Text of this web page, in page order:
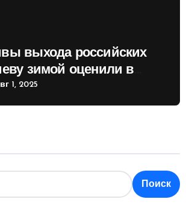
выхода российских
зимой оценили в
1, 2025
Поиск